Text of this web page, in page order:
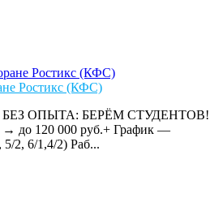
Ростикс (КФС)
ОПЫТА: БЕРЁМ СТУДЕНТОВ!
→ до 120 000 руб.+ График —
2, 6/1,4/2) Раб...